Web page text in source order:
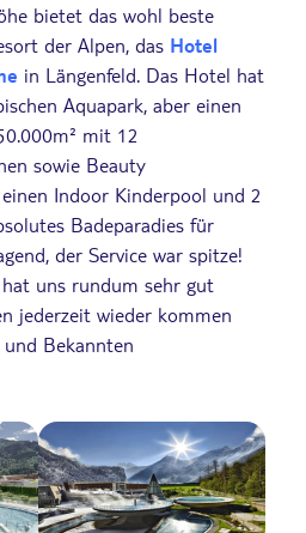
bietet das wohl beste
der Alpen, das Hotel
in Längenfeld. Das Hotel hat
Aquapark, aber einen
mit 12
sowie Beauty
Indoor Kinderpool und 2
Badeparadies für
der Service war spitze!
hat uns rundum sehr gut
jederzeit wieder kommen
Bekannten